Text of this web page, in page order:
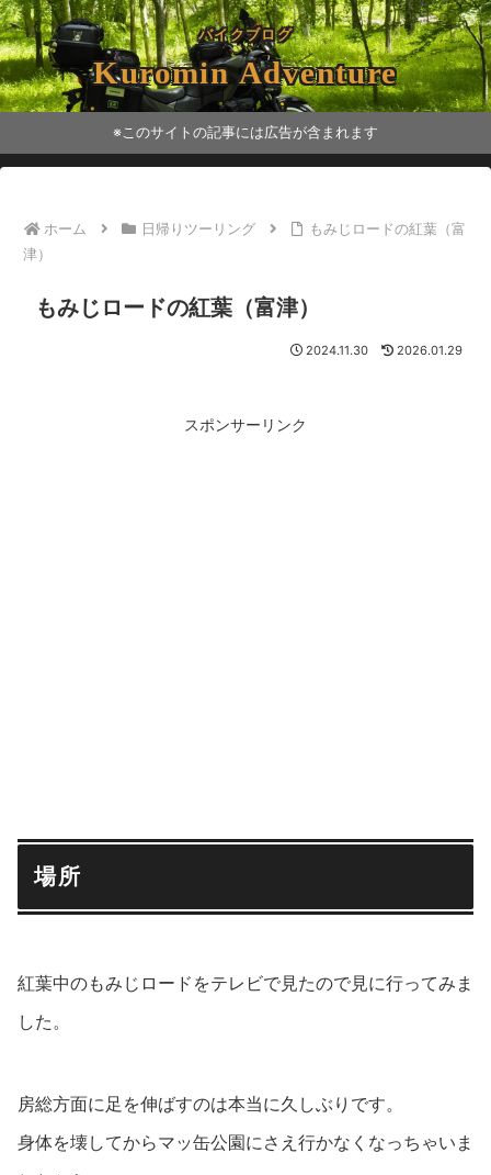
バイクブログ
Kuromin Adventure
※このサイトの記事には広告が含まれます
ホーム 日帰りツーリング
もみじロードの紅葉（富
津）
もみじロードの紅葉（富津）
2024.11.30 2026.01.29
スポンサーリンク
場所
紅葉中のもみじロードをテレビで見たので見に行ってみま
した。
房総方面に足を伸ばすのは本当に久しぶりです。
身体を壊してからマッ缶公園にさえ行かなくなっちゃいま